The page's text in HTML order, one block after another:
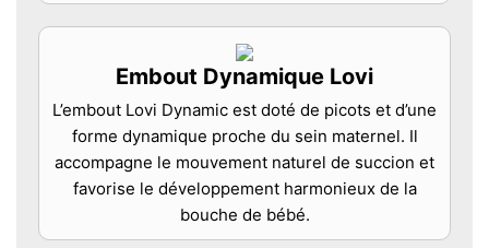
Embout Dynamique Lovi
L’embout Lovi Dynamic est doté de picots et d’une
forme dynamique proche du sein maternel. Il
accompagne le mouvement naturel de succion et
favorise le développement harmonieux de la
bouche de bébé.